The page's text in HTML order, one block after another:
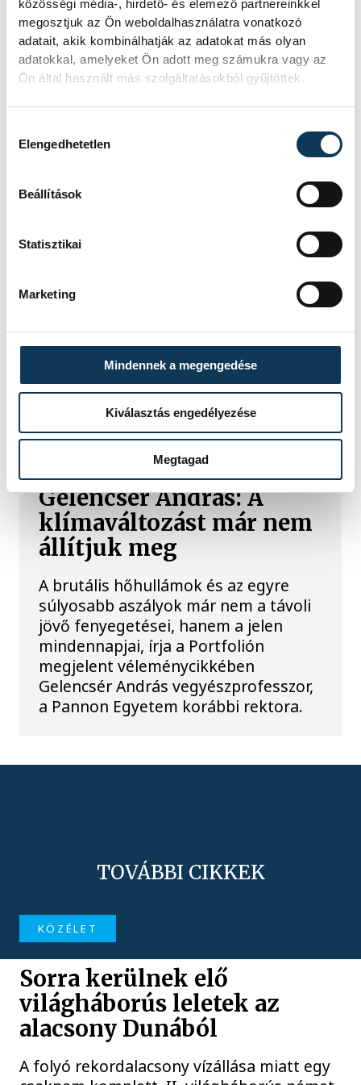
közösségi média-, hirdető- és elemező partnereinkkel
megosztjuk az Ön weboldalhasználatra vonatkozó
adatait, akik kombinálhatják az adatokat más olyan
adatokkal, amelyeket Ön adott meg számukra vagy az
Ön által használt más szolgáltatásokból gyűjtöttek.
Elengedhetetlen
Beállítások
Statisztikai
Marketing
Mindennek a megengedése
Kiválasztás engedélyezése
Megtagad
vadgesztenyefák növényvédelmi
permetezését Veszprém
közterületein. A felhasznált szer az
emberre, az állatokra és a
Feloldották a fürdési
Helikon strandon
strand: a mérések szerint már
biztonságos a víz, újra szabad
fürdeni.
KÖZÉRDEKŰ
Gelencsér András: A
klímaváltozást már nem
állítjuk meg
A brutális hőhullámok és az egyre
súlyosabb aszályok már nem a távoli
jövő fenyegetései, hanem a jelen
mindennapjai, írja a Portfolión
megjelent véleménycikkében
Gelencsér András vegyészprofesszor,
a Pannon Egyetem korábbi rektora.
TOVÁBBI CIKKEK
KÖZÉLET
Sorra kerülnek elő
világháborús leletek az
alacsony Dunából
A folyó rekordalacsony vízállása miatt egy